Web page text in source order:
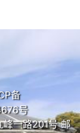
备
号
峰一路201号 邮